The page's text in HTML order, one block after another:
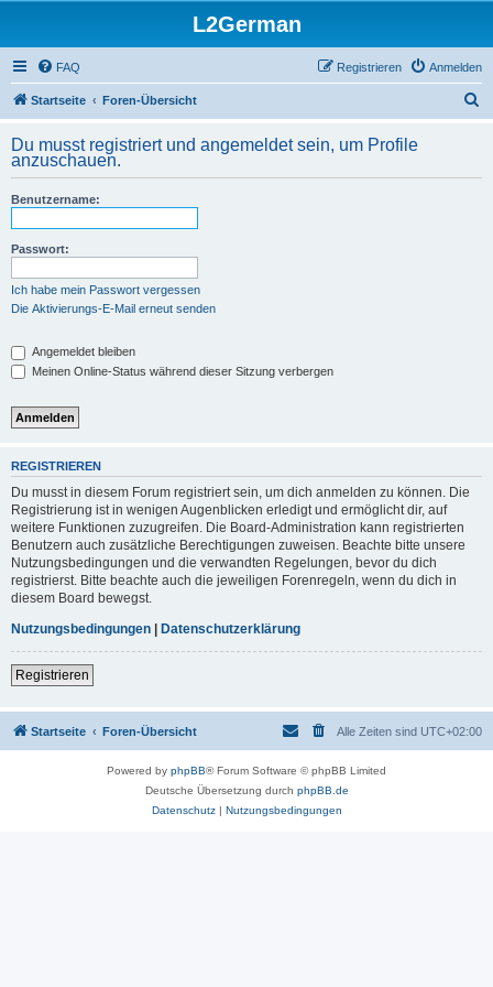
L2German
FAQ Anmelden
Registrieren
Startseite Foren-Übersicht
h
Du musst registriert und angemeldet sein, um Profile
anzuschauen.
Benutzername:
Passwort:
Ich habe mein Passwort vergessen
Die Aktivierungs-E-Mail erneut senden
Angemeldet bleiben
Meinen Online-Status während dieser Sitzung verbergen
REGISTRIEREN
Du musst in diesem Forum registriert sein, um dich anmelden zu können. Die
Registrierung ist in wenigen Augenblicken erledigt und ermöglicht dir, auf
weitere Funktionen zuzugreifen. Die Board-Administration kann registrierten
Benutzern auch zusätzliche Berechtigungen zuweisen. Beachte bitte unsere
Nutzungsbedingungen und die verwandten Regelungen, bevor du dich
registrierst. Bitte beachte auch die jeweiligen Forenregeln, wenn du dich in
diesem Board bewegst.
Nutzungsbedingungen | Datenschutzerklärung
Registrieren
Startseite Foren-Übersicht Alle Zeiten sind UTC+02:00
Powered by phpBB® Forum Software © phpBB Limited
Deutsche Übersetzung durch phpBB.de
Datenschutz| Nutzungsbedingungen